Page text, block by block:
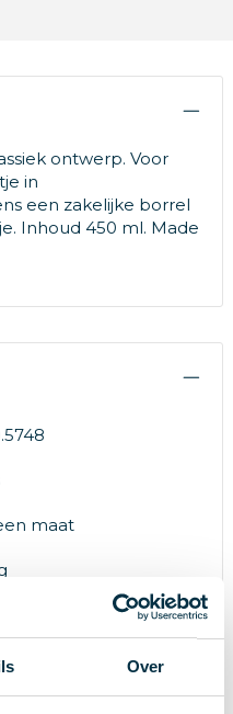
Over
ontwerp. Voor
in
een zakelijke borrel
Inhoud 450 ml. Made
maat